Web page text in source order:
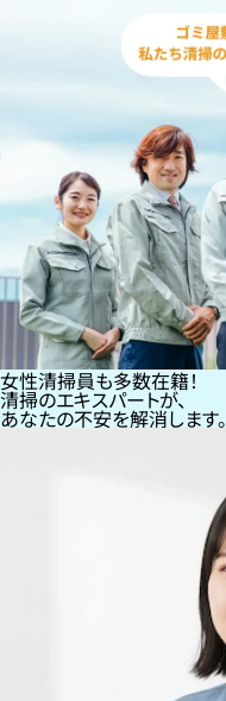
女性清掃員も多数在籍！
清掃のエキスパートが、
あなたの不安を解消します。